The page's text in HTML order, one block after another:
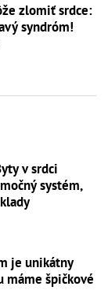
zlomiť srdce:
syndróm!
v srdci
systém,
je unikátny
máme špičkové